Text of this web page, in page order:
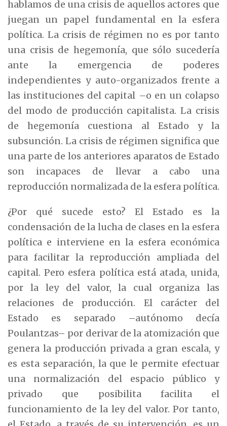
hablamos de una crisis de aquellos actores que
juegan un papel fundamental en la esfera
política. La crisis de régimen no es por tanto
una crisis de hegemonía, que sólo sucedería
ante la emergencia de poderes
independientes y auto-organizados frente a
las instituciones del capital –o en un colapso
del modo de producción capitalista. La crisis
de hegemonía cuestiona al Estado y la
subsunción. La crisis de régimen significa que
una parte de los anteriores aparatos de Estado
son incapaces de llevar a cabo una
reproducción normalizada de la esfera política.
¿Por qué sucede esto? El Estado es la
condensación de la lucha de clases en la esfera
política e interviene en la esfera económica
para facilitar la reproducción ampliada del
capital. Pero esfera política está atada, unida,
por la ley del valor, la cual organiza las
relaciones de producción. El carácter del
Estado es separado –autónomo decía
Poulantzas– por derivar de la atomización que
genera la producción privada a gran escala, y
es esta separación, la que le permite efectuar
una normalización del espacio público y
privado que posibilita facilita el
funcionamiento de la ley del valor. Por tanto,